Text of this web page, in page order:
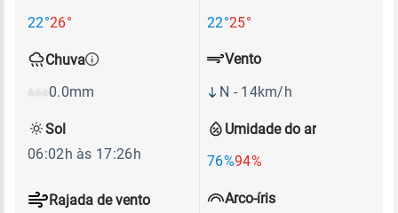
22°26°
22°25°
Chuva
0.0mm
Umidade do ar
76%94%
Vento
N - 14km/h
Rajada de vento
Sol
06:02h às 17:26h
Arco-íris